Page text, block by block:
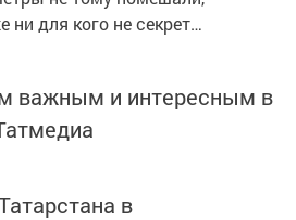
для кого не секрет…
важным и интересным в
в